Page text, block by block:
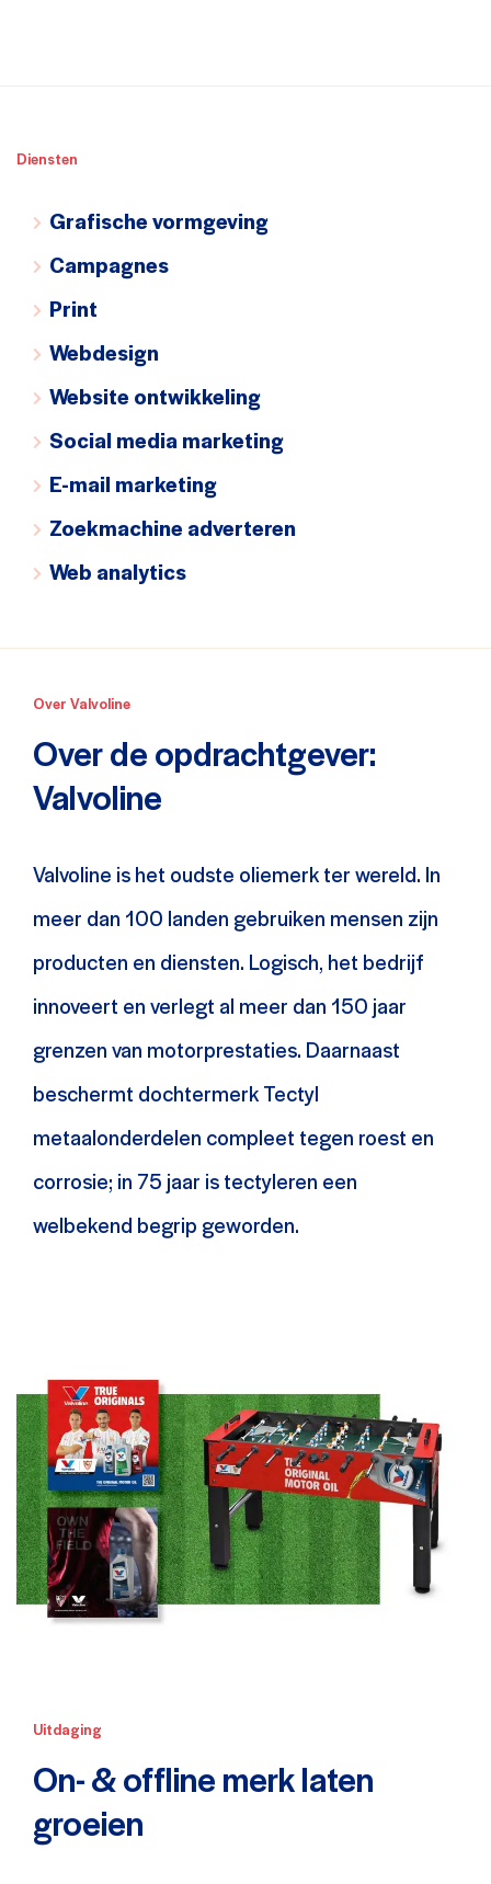
Diensten
Grafische vormgeving
Campagnes
Print
Webdesign
Website ontwikkeling
Social media marketing
E-mail marketing
Zoekmachine adverteren
Web analytics
Over Valvoline
Over de opdrachtgever:
Valvoline
Valvoline is het oudste oliemerk ter wereld. In
meer dan 100 landen gebruiken mensen zijn
producten en diensten. Logisch, het bedrijf
innoveert en verlegt al meer dan 150 jaar
grenzen van motorprestaties. Daarnaast
beschermt dochtermerk Tectyl
metaalonderdelen compleet tegen roest en
corrosie; in 75 jaar is tectyleren een
welbekend begrip geworden.
Uitdaging
On- & offline merk laten
groeien